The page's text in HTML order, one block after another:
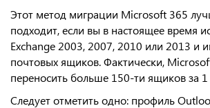
Этот метод миграции Microsoft 365
подходит, если вы в настоящее время
Exchange 2003, 2007, 2010 или 2013 и
почтовых ящиков. Фактически,
переносить больше 150-ти ящиков за 1
Следует отметить одно: профиль